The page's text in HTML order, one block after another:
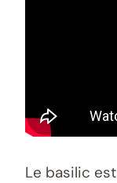
Le basilic